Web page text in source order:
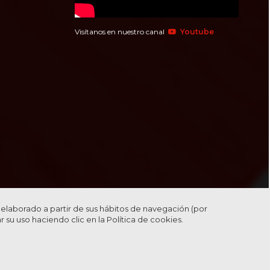
Visítanos en nuestro canal Youtube
a partir de sus hábitos de navegación (por
su uso haciendo clic en la Política de cookies.